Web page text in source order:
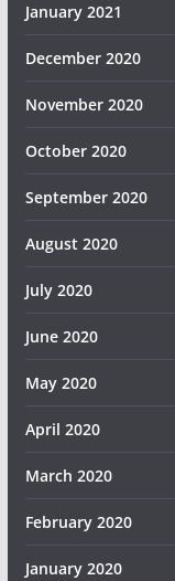
January 2021
December 2020
November 2020
October 2020
September 2020
August 2020
July 2020
June 2020
May 2020
April 2020
March 2020
February 2020
January 2020